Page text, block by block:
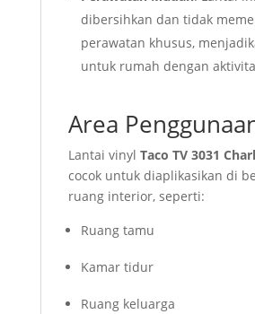
dibersihkan dan tidak
perawatan khusus,
untuk rumah dengan
Area
Lantai vinyl Taco TV 3031
cocok untuk diaplikasikan di
ruang interior, seperti:
Ruang tamu
Kamar tidur
Ruang keluarga